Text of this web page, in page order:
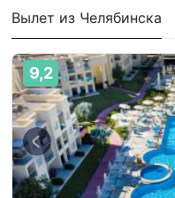
Вылет из Челябинска
9,2